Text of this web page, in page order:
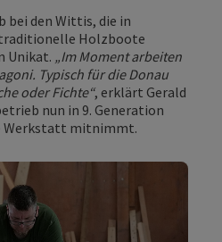
bei den Wittis, die in
Holzboote
Unikat. „Im Moment arbeiten
Typisch für die Donau
oder Fichte“, erklärt Gerald
nun in 9. Generation
Werkstatt mitnimmt.